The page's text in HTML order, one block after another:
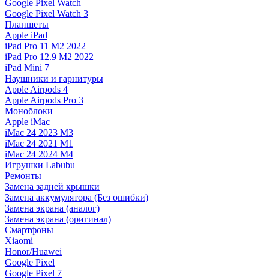
Google Pixel Watch
Google Pixel Watch 3
Планшеты
Apple iPad
iPad Pro 11 M2 2022
iPad Pro 12.9 M2 2022
iPad Mini 7
Наушники и гарнитуры
Apple Airpods 4
Apple Airpods Pro 3
Моноблоки
Apple iMac
iMac 24 2023 M3
iMac 24 2021 M1
iMac 24 2024 M4
Игрушки Labubu
Ремонты
Замена задней крышки
Замена аккумулятора (Без ошибки)
Замена экрана (аналог)
Замена экрана (оригинал)
Смартфоны
Xiaomi
Honor/Huawei
Google Pixel
Google Pixel 7